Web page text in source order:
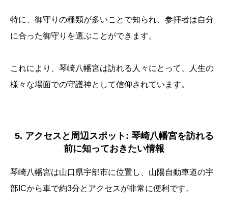
特に、御守りの種類が多いことで知られ、参拝者は自分
に合った御守りを選ぶことができます。
これにより、琴崎八幡宮は訪れる人々にとって、人生の
様々な場面での守護神として信仰されています。
5. アクセスと周辺スポット: 琴崎八幡宮を訪れる
前に知っておきたい情報
琴崎八幡宮は山口県宇部市に位置し、山陽自動車道の宇
部ICから車で約3分とアクセスが非常に便利です。